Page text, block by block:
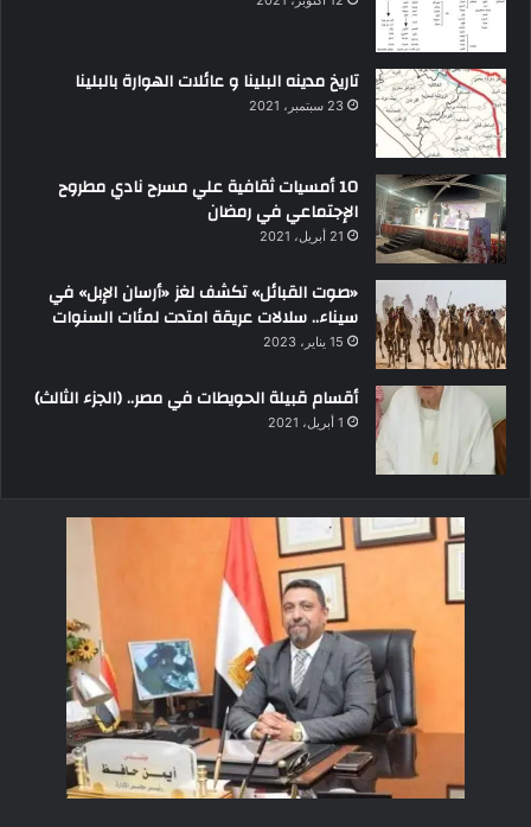
تاريخ مدينه البلينا و عائلات الهوارة بالبلينا
23 سبتمبر، 2021
10 أمسيات ثقافية علي مسرح نادي مطروح
الإجتماعي في رمضان
21 أبريل، 2021
«صوت القبائل» تكشف لغز «أرسان الإبل» في
سيناء.. سلالات عريقة امتدت لمئات السنوات
15 يناير، 2023
أقسام قبيلة الحويطات في مصر.. (الجزء الثالث)
1 أبريل، 2021